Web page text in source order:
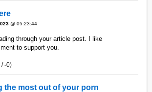
@ 05:23:44
through your article post. I like
to support you.
/-0)
the most out of your porn